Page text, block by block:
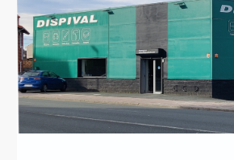
LX6V/4N
JASPISGRUEN
24.95 €
200 en stock
LX7A/I6
DAYTONAGRAU